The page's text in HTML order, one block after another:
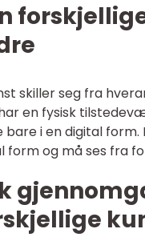
skiller seg fra
en fysisk
i en digital
form og må ses fra